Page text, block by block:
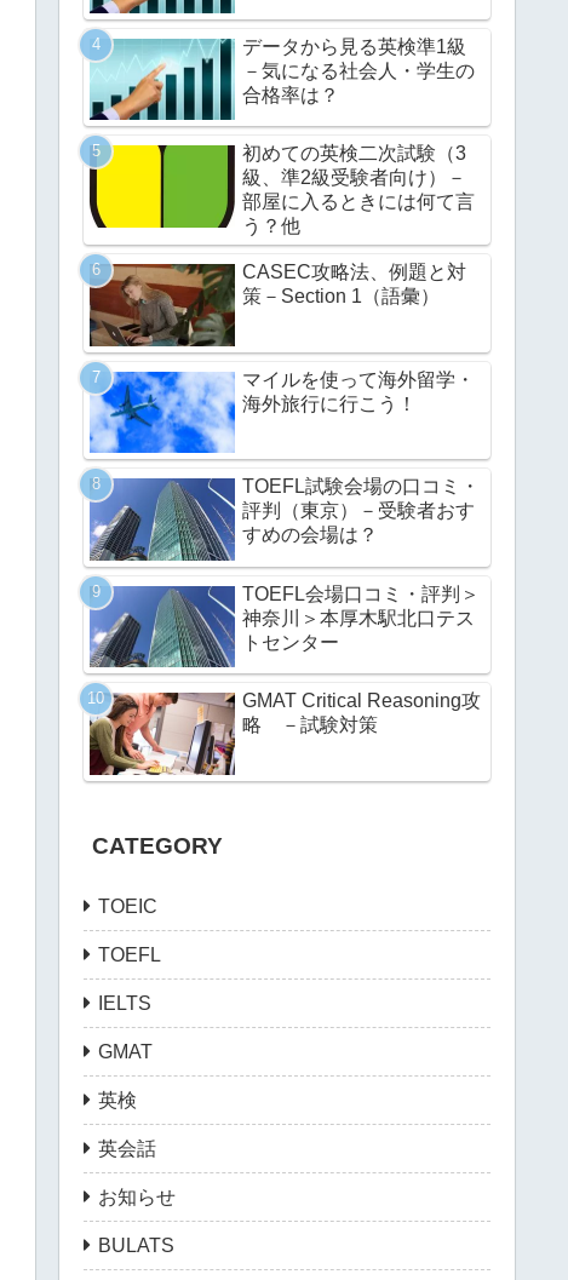
データから見る英検準1級
－気になる社会人・学生の
合格率は？
初めての英検二次試験（3
級、準2級受験者向け）－
部屋に入るときには何て言
う？他
CASEC攻略法、例題と対
策－Section 1（語彙）
マイルを使って海外留学・
海外旅行に行こう！
TOEFL試験会場の口コミ・
評判（東京）－受験者おす
すめの会場は？
TOEFL会場口コミ・評判＞
神奈川＞本厚木駅北口テス
トセンター
GMAT Critical Reasoning攻
略 －試験対策
CATEGORY
TOEIC
TOEFL
IELTS
GMAT
英検
英会話
お知らせ
BULATS